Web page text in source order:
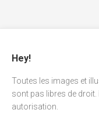
Hey!
Toutes les images et
sont pas libres de
autorisation.